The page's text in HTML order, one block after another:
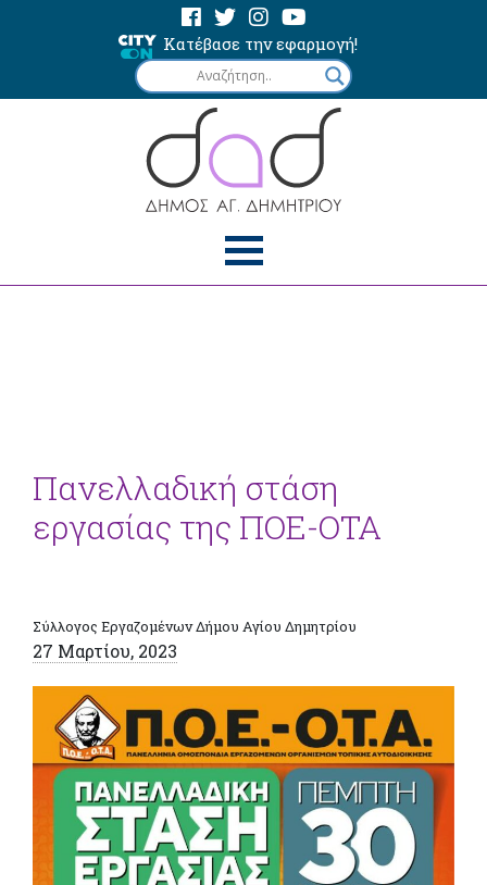
Κατέβασε την εφαρμογή!
Πανελλαδική στάση
εργασίας της ΠΟΕ-ΟΤΑ
Σύλλογος Εργαζομένων Δήμου Αγίου Δημητρίου
27 Μαρτίου, 2023